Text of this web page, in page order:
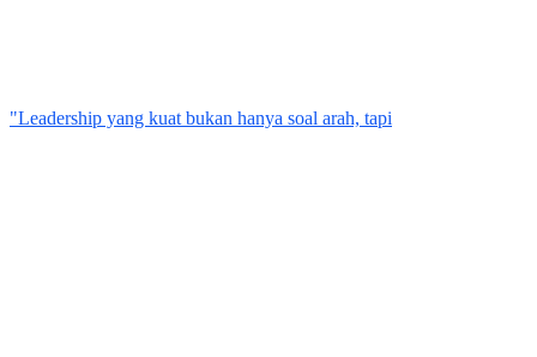
"Leadership yang kuat bukan hanya soal arah, tapi